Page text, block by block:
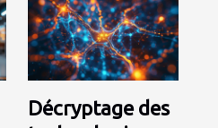
Décryptage des